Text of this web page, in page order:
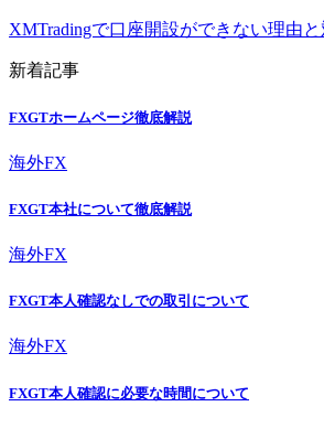
XMTradingで口座開設ができない理由
新着記事
FXGTホームページ徹底解説
海外FX
FXGT本社について徹底解説
海外FX
FXGT本人確認なしでの取引について
海外FX
FXGT本人確認に必要な時間について